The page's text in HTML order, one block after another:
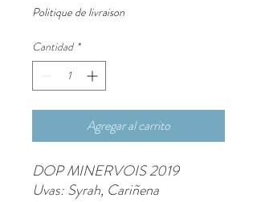
Politique de livraison
Cantidad *
Agregar al carrito
DOP MINERVOIS 2019
Uvas: Syrah, Cariñena